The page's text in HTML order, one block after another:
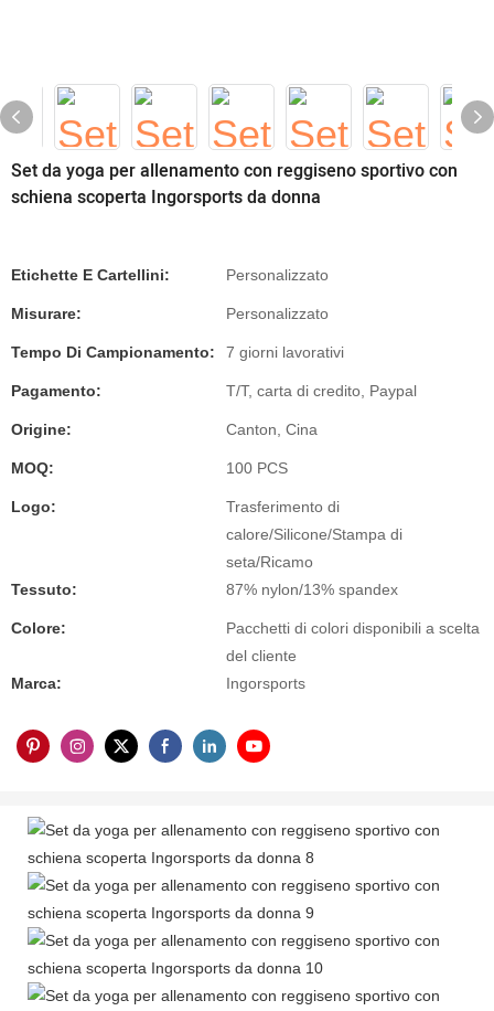
Set da yoga per allenamento con reggiseno sportivo con
schiena scoperta Ingorsports da donna
Etichette E Cartellini: Personalizzato
Misurare: Personalizzato
Tempo Di Campionamento: 7 giorni lavorativi
Pagamento: T/T, carta di credito, Paypal
Origine: Canton, Cina
MOQ: 100 PCS
Logo:
Trasferimento di
calore/Silicone/Stampa di
seta/Ricamo
Tessuto:
87% nylon/13% spandex
Colore:
Pacchetti di colori disponibili a scelta
del cliente
Marca:
Ingorsports